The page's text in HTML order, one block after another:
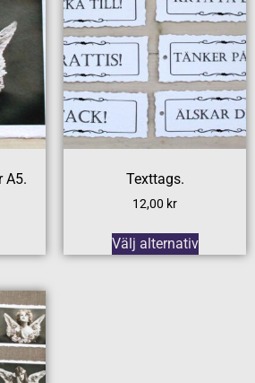
A5. Texttags.
12,00 kr
Välj alternativ